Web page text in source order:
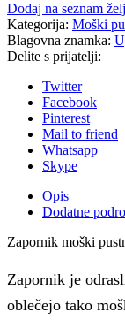
Dodaj na seznam
Kategorija: Moški
Blagovna znamka:
Delite s prijatelji:
Twitter
Facebook
Pinterest
Mail to friend
Whatsapp
Skype
Opis
Dodatne
Zapornik moški
Zapornik je
oblečejo tako